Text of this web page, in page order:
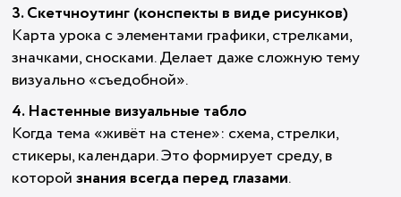
3. Скетчноутинг (конспекты в виде рисунков)
Карта урока с элементами графики, стрелками,
значками, сносками. Делает даже сложную тему
визуально «съедобной».
4. Настенные визуальные табло
Когда тема «живёт на стене»: схема, стрелки,
стикеры, календари. Это формирует среду, в
которойзнания всегда перед глазами.